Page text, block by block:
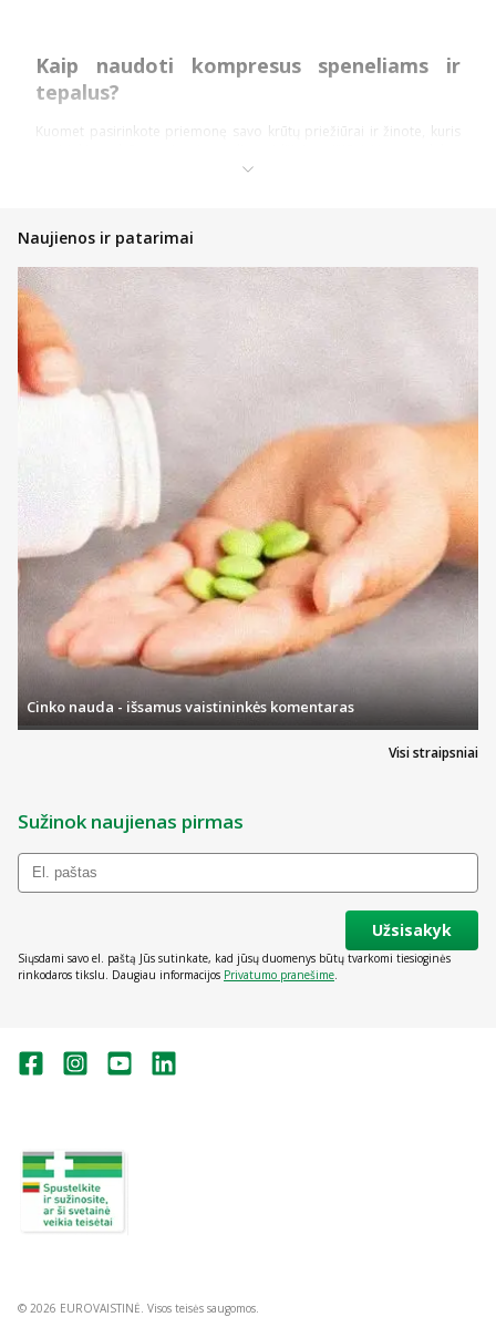
Kaip naudoti kompresus speneliams ir
tepalus?
Kuomet pasirinkote priemonę savo krūtų priežiūrai ir žinote, kuris
kad skaudžiai įkandama į spenelius arba jie labai smarkiai
uždegimo ar sudirgimo. Uždėtą kompresą paprastai reikia palaikyti
20-60 minučių ir po to nuimti. Ant spenelio likęs gelis dažniausiai
neturėtų būti nuvalomas, kadangi turi teigiamą poveikį. Šildomieji ar
pažeistų spenelių priežiūrai naudojami kompresai turėtų būti
aplikuojami 2-3 kartus per dieną.
Kompresas turėtų skatinti natūralų gijimą, vėsinti arba šildyti,
sukuriant malonų ir atpalaiduojantį poveikį bei gerinti aplink
spenelius esančios odos būklę. Svarbu, kad tepalas ar gelis būtų
kuo natūralesnis , kadangi tam tikrų jo pėdsakų kai kada gali likti,
bet pakenkti kūdikiui tikrai nesinori.
Naujienos ir patarimai
Visi straipsniai
Cinko nauda - išsamus vaistininkės komentaras
Sužinok naujienas pirmas
Užsisakyk
Siųsdami savo el. paštą Jūs sutinkate, kad jūsų duomenys būtų tvarkomi tiesioginės
rinkodaros tikslu. Daugiau informacijos Privatumo pranešime.
© 2026 EUROVAISTINĖ. Visos teisės saugomos.